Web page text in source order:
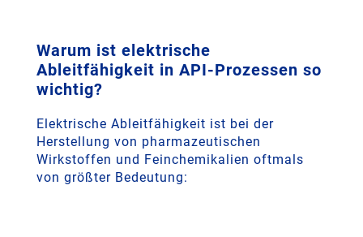
Warum ist elektrische
Ableitfähigkeit in API-Prozessen so
wichtig?
Elektrische Ableitfähigkeit ist bei der
Herstellung von pharmazeutischen
Wirkstoffen und Feinchemikalien oftmals
von größter Bedeutung: